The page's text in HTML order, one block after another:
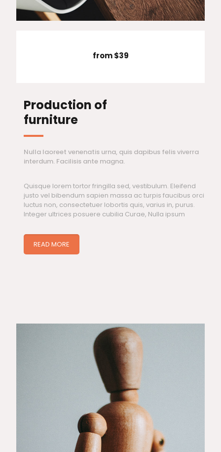
from $39
Production of
furniture
Nulla laoreet venenatis urna, quis dapibus felis viverra
interdum. Facilisis ante magna.
Quisque lorem tortor fringilla sed, vestibulum. Eleifend
justo vel bibendum sapien massa ac turpis faucibus orci
luctus non, consectetuer lobortis quis, varius in, purus.
Integer ultrices posuere cubilia Curae, Nulla ipsum
READ MORE